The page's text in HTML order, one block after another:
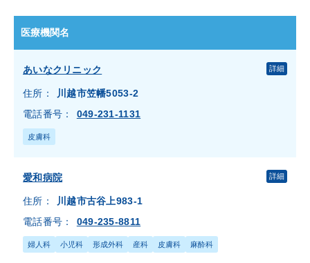
神経内科
美容皮膚科
肛門外科
医療機関名
あいなクリニック
住所：
川越市笠幡5053-2
電話番号：
049-231-1131
詳細
皮膚科
愛和病院
住所：
川越市古谷上983-1
電話番号：
049-235-8811
詳細
婦人科 小児科 形成外科 産科 皮膚科 麻酔科